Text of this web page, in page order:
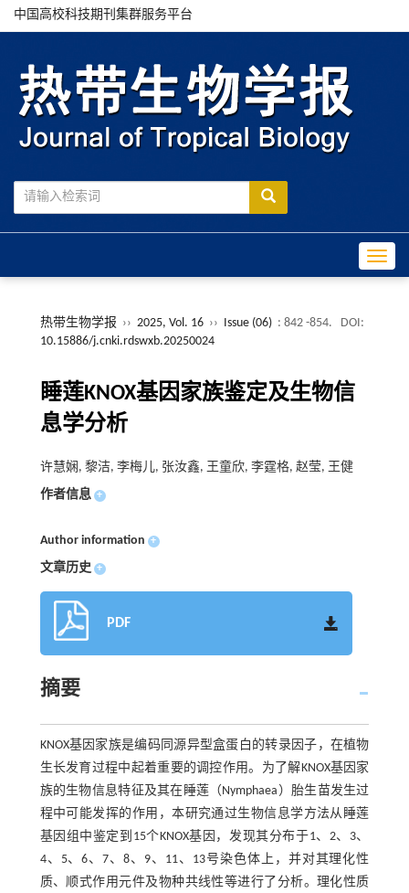
中国高校科技期刊集群服务平台
热带生物学报 ›› 2025, Vol. 16 ›› Issue (06) : 842 -854.
DOI:
10.15886/j.cnki.rdswxb.20250024
睡莲KNOX基因家族鉴定及生物信
息学分析
许慧娴, 黎洁, 李梅儿, 张汝鑫, 王童欣, 李霆格, 赵莹, 王健
作者信息 +
Author information +
文章历史 +
PDF
摘要
KNOX基因家族是编码同源异型盒蛋白的转录因子，在植物
生长发育过程中起着重要的调控作用。为了解KNOX基因家
族的生物信息特征及其在睡莲（Nymphaea）胎生苗发生过
程中可能发挥的作用，本研究通过生物信息学方法从睡莲
基因组中鉴定到15个KNOX基因，发现其分布于1、2、3、
4、5、6、7、8、9、11、13号染色体上，并对其理化性
质、顺式作用元件及物种共线性等进行了分析。理化性质